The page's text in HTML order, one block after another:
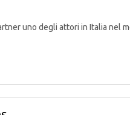
uno degli attori in Italia nel